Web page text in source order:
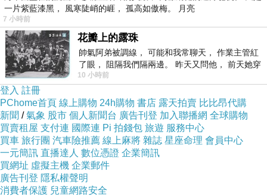
一片紫藍漆黑， 風寒陡峭的崕， 孤高如傲梅。 月亮
7 小時前
花瓣上的露珠
帥氣阿弟被調線， 可能和我常聊天， 作業主管紅
了眼， 阻隔我們隔兩邊。 昨天又問他， 前天她穿
什麼顏色衣服， 不經
10 小時前
登入 註冊
PChome首頁 線上購物 24h購物 書店 露天拍賣 比比昂代購
新聞 /氣象 股市 個人新聞台 廣告刊登 加入聯播網 全球購物
買賣租屋 支付連 國際連 Pi 拍錢包 旅遊 服務中心
買車 旅行團 汽車險推薦 線上麻將 雜誌 星座命理 會員中心
一元簡訊 直播達人 數位憑證 企業簡訊
買網址 虛擬主機 企業郵件
廣告刊登 隱私權聲明
消費者保護 兒童網路安全